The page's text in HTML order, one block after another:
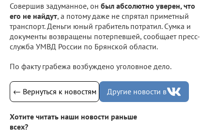
Совершив задуманное, он был абсолютно уверен, что
его не найдут, а потому даже не спрятал приметный
транспорт. Деньги юный грабитель потратил. Сумка и
документы возвращены потерпевшей, сообщает пресс-
служба УМВД России по Брянской области.
По факту грабежа возбуждено уголовное дело.
← Вернуться к новостям Другие новости в
Хотите читать наши новости раньше
всех?